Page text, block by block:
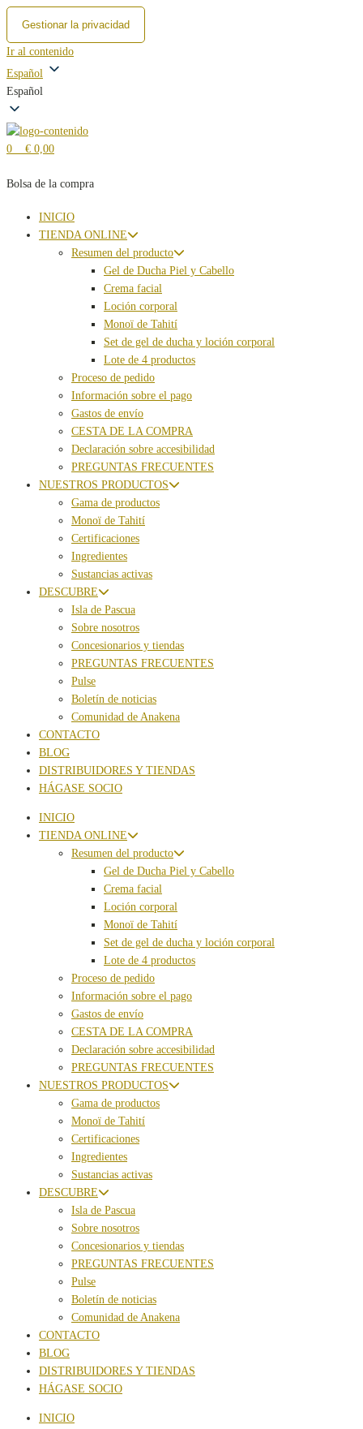
Gestionar la privacidad
Ir al contenido
Español
Español
0 € 0,00
Bolsa de la compra
INICIO
TIENDA ONLINE
Resumen del producto
Gel de Ducha Piel y Cabello
Crema facial
Loción corporal
Monoï de Tahití
Set de gel de ducha y loción corporal
Lote de 4 productos
Proceso de pedido
Información sobre el pago
Gastos de envío
CESTA DE LA COMPRA
Declaración sobre accesibilidad
PREGUNTAS FRECUENTES
NUESTROS PRODUCTOS
Gama de productos
Monoï de Tahití
Certificaciones
Ingredientes
Sustancias activas
DESCUBRE
Isla de Pascua
Sobre nosotros
Concesionarios y tiendas
PREGUNTAS FRECUENTES
Pulse
Boletín de noticias
Comunidad de Anakena
CONTACTO
BLOG
DISTRIBUIDORES Y TIENDAS
HÁGASE SOCIO
INICIO
TIENDA ONLINE
Resumen del producto
Gel de Ducha Piel y Cabello
Crema facial
Loción corporal
Monoï de Tahití
Set de gel de ducha y loción corporal
Lote de 4 productos
Proceso de pedido
Información sobre el pago
Gastos de envío
CESTA DE LA COMPRA
Declaración sobre accesibilidad
PREGUNTAS FRECUENTES
NUESTROS PRODUCTOS
Gama de productos
Monoï de Tahití
Certificaciones
Ingredientes
Sustancias activas
DESCUBRE
Isla de Pascua
Sobre nosotros
Concesionarios y tiendas
PREGUNTAS FRECUENTES
Pulse
Boletín de noticias
Comunidad de Anakena
CONTACTO
BLOG
DISTRIBUIDORES Y TIENDAS
HÁGASE SOCIO
INICIO